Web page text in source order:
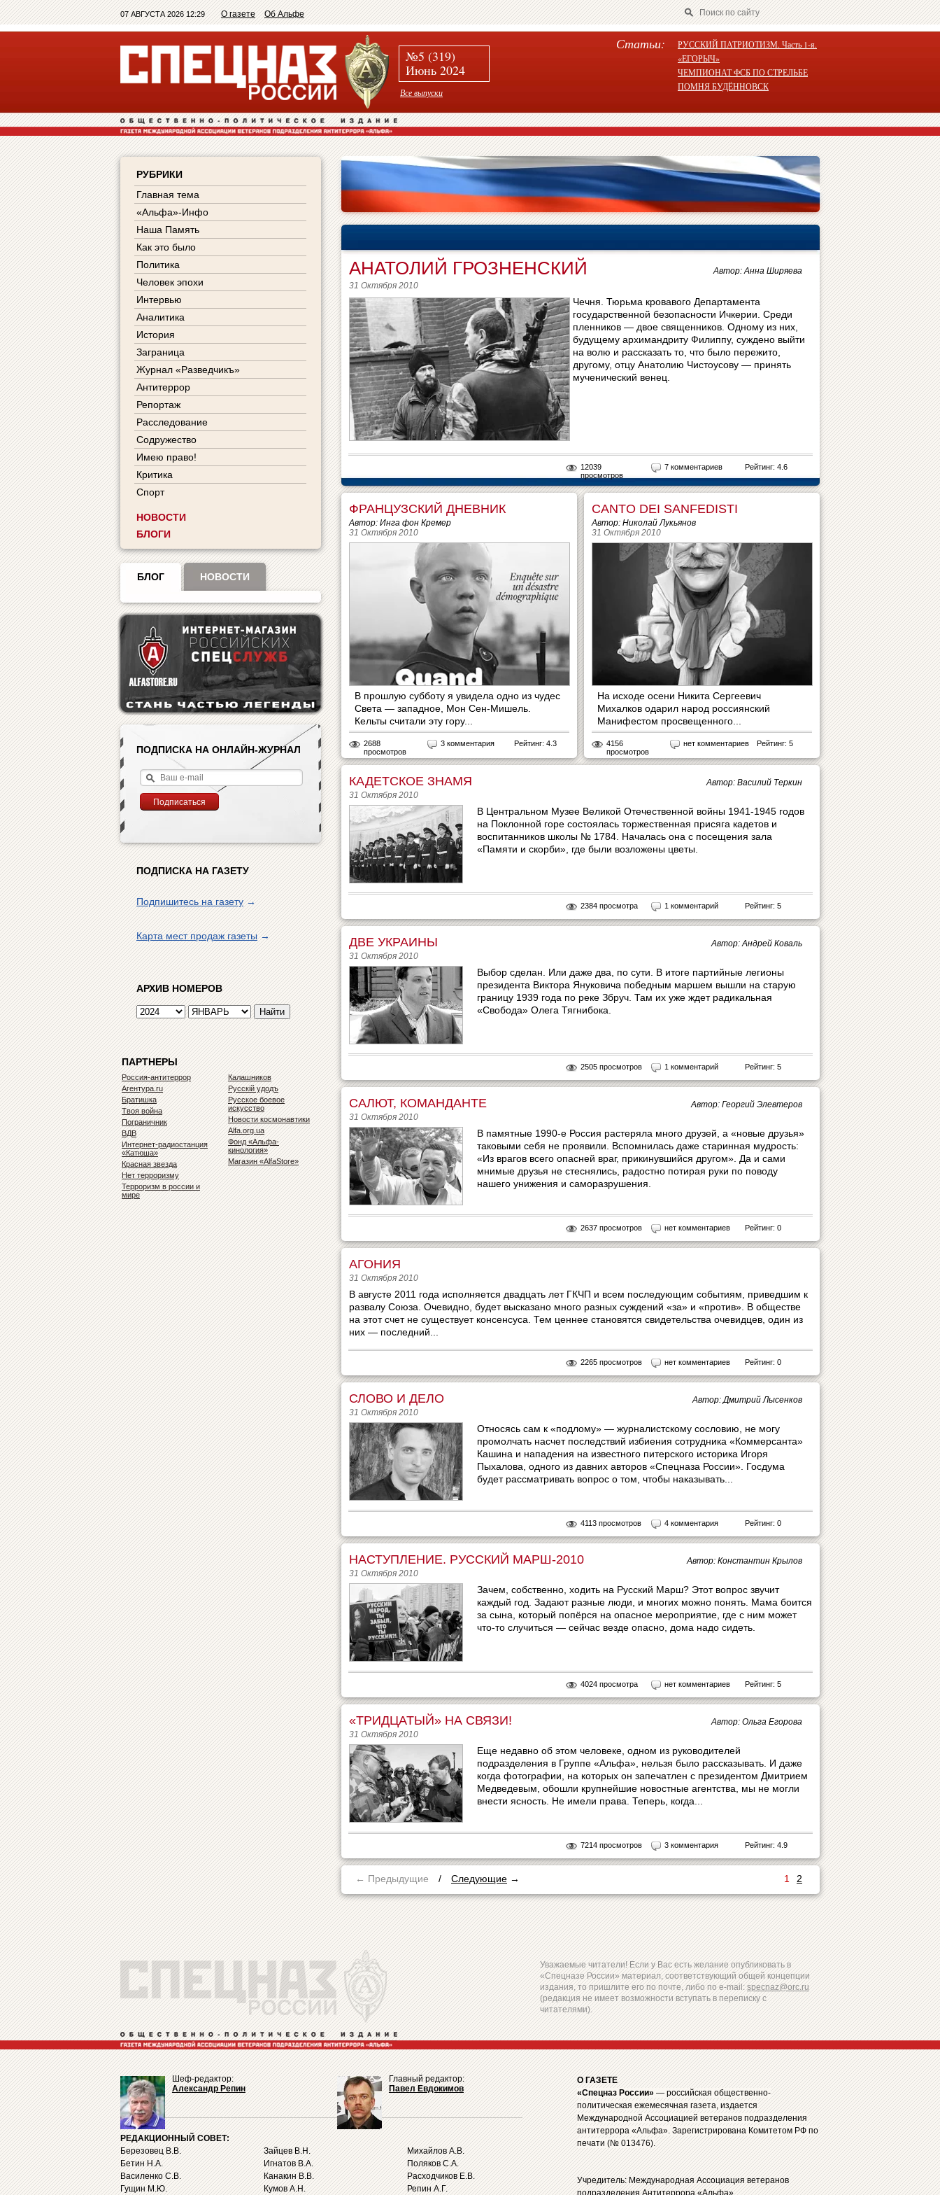
07 АВГУСТА 2026 12:29 О газете Об Альфе
№5 (319)
Июнь 2024
Все выпуски
Статьи:
РУССКИЙ ПАТРИОТИЗМ. Часть 1-я.
«ЕГОРЫЧ»
ЧЕМПИОНАТ ФСБ ПО СТРЕЛЬБЕ
ПОМНЯ БУДЁННОВСК
РУБРИКИ
Главная тема
«Альфа»-Инфо
Наша Память
Как это было
Политика
Человек эпохи
Интервью
Аналитика
История
Заграница
Журнал «Разведчикъ»
Антитеррор
Репортаж
Расследование
Содружество
Имею право!
Критика
Спорт
НОВОСТИ
БЛОГИ
БЛОГ НОВОСТИ
ПОДПИСКА НА ОНЛАЙН-ЖУРНАЛ
ПОДПИСКА НА ГАЗЕТУ
Подпишитесь на газету→
Карта мест продаж газеты→
АРХИВ НОМЕРОВ
ПАРТНЕРЫ
Россия-антитеррор
Агентура.ru
Братишка
Твоя война
Пограничник
ВДВ
Интернет-радиостанция
«Катюша»
Красная звезда
Нет терроризму
Терроризм в россии и
мире
Калашников
Русскiй удодъ
Русское боевое
искусство
Новости космонавтики
Alfa.org.ua
Фонд «Альфа-
кинология»
Магазин «AlfaStore»
Автор: Анна Ширяева
АНАТОЛИЙ ГРОЗНЕНСКИЙ
31 Октября 2010
Чечня. Тюрьма кровавого Департамента
государственной безопасности Ичкерии. Среди
пленников — двое священников. Одному из них,
будущему архимандриту Филиппу, суждено выйти
на волю и рассказать то, что было пережито,
другому, отцу Анатолию Чистоусову — принять
мученический венец.
12039
просмотров
7 комментариев Рейтинг: 4.6
ФРАНЦУЗСКИЙ ДНЕВНИК
Автор: Инга фон Кремер
31 Октября 2010
В прошлую субботу я увидела одно из чудес
Света — западное, Мон Сен-Мишель.
Кельты считали эту гору...
2688
просмотров
3 комментария Рейтинг: 4.3
CANTO DEI SANFEDISTI
Автор: Николай Лукьянов
31 Октября 2010
На исходе осени Никита Сергеевич
Михалков одарил народ россиянский
Манифестом просвещенного...
4156
просмотров
нет комментариев Рейтинг: 5
Автор: Василий Теркин
КАДЕТСКОЕ ЗНАМЯ
31 Октября 2010
В Центральном Музее Великой Отечественной войны 1941‑1945 годов
на Поклонной горе состоялась торжественная присяга кадетов и
воспитанников школы № 1784. Началась она с посещения зала
«Памяти и скорби», где были возложены цветы.
2384 просмотра 1 комментарий Рейтинг: 5
Автор: Андрей Коваль
ДВЕ УКРАИНЫ
31 Октября 2010
Выбор сделан. Или даже два, по сути. В итоге партийные легионы
президента Виктора Януковича победным маршем вышли на старую
границу 1939 года по реке Збруч. Там их уже ждет радикальная
«Свобода» Олега Тягнибока.
2505 просмотров 1 комментарий Рейтинг: 5
Автор: Георгий Элевтеров
САЛЮТ, КОМАНДАНТЕ
31 Октября 2010
В памятные 1990-е Россия растеряла много друзей, а «новые друзья»
таковыми себя не проявили. Вспомнилась даже старинная мудрость:
«Из врагов всего опасней враг, прикинувшийся другом». Да и сами
мнимые друзья не стеснялись, радостно потирая руки по поводу
нашего унижения и саморазрушения.
2637 просмотров нет комментариев Рейтинг: 0
АГОНИЯ
31 Октября 2010
В августе 2011 года исполняется двадцать лет ГКЧП и всем последующим событиям, приведшим к
развалу Союза. Очевидно, будет высказано много разных суждений «за» и «против». В обществе
на этот счет не существует консенсуса. Тем ценнее становятся свидетельства очевидцев, один из
них — последний...
2265 просмотров нет комментариев Рейтинг: 0
Автор: Дмитрий Лысенков
СЛОВО И ДЕЛО
31 Октября 2010
Относясь сам к «подлому» — журналистскому сословию, не могу
промолчать насчет последствий избиения сотрудника «Коммерсанта»
Кашина и нападения на известного питерского историка Игоря
Пыхалова, одного из давних авторов «Спецназа России». Госдума
будет рассматривать вопрос о том, чтобы наказывать...
4113 просмотров 4 комментария Рейтинг: 0
Автор: Константин Крылов
НАСТУПЛЕНИЕ. РУССКИЙ МАРШ-2010
31 Октября 2010
Зачем, собственно, ходить на Русский Марш? Этот вопрос звучит
каждый год. Задают разные люди, и многих можно понять. Мама боится
за сына, который попёрся на опасное мероприятие, где с ним может
что-то случиться — сейчас везде опасно, дома надо сидеть.
4024 просмотра нет комментариев Рейтинг: 5
Автор: Ольга Егорова
«ТРИДЦАТЫЙ» НА СВЯЗИ!
31 Октября 2010
Еще недавно об этом человеке, одном из руководителей
подразделения в Группе «Альфа», нельзя было рассказывать. И даже
когда фотографии, на которых он запечатлен с президентом Дмитрием
Медведевым, обошли крупнейшие новостные агентства, мы не могли
внести ясность. Не имели права. Теперь, когда...
7214 просмотров 3 комментария Рейтинг: 4.9
← Предыдущие / Следующие → 1 2
Уважаемые читатели! Если у Вас есть желание опубликовать в
«Спецназе России» материал, соответствующий общей концепции
издания, то пришлите его по почте, либо по e-mail:specnaz@orc.ru
(редакция не имеет возможности вступать в переписку с
читателями).
Шеф-редактор:
Александр Репин
Главный редактор:
Павел Евдокимов
РЕДАКЦИОННЫЙ СОВЕТ:
Березовец В.В.
Бетин Н.А.
Василенко С.В.
Гущин М.Ю.
Зайцев В.Н.
Игнатов В.А.
Канакин В.В.
Кумов А.Н.
Михайлов А.В.
Поляков С.А.
Расходчиков Е.В.
Репин А.Г.
О ГАЗЕТЕ
«Спецназ России» — российская общественно-
политическая ежемесячная газета, издается
Международной Ассоциацией ветеранов подразделения
антитеррора «Альфа». Зарегистрирована Комитетом РФ по
печати (№ 013476).
Учредитель: Международная Ассоциация ветеранов
подразделения Антитеррора «Альфа»